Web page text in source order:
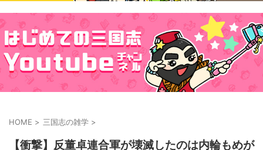
HOME > 三国志の雑学 >
【衝撃】反董卓連合軍が壊滅したのは内輪もめが